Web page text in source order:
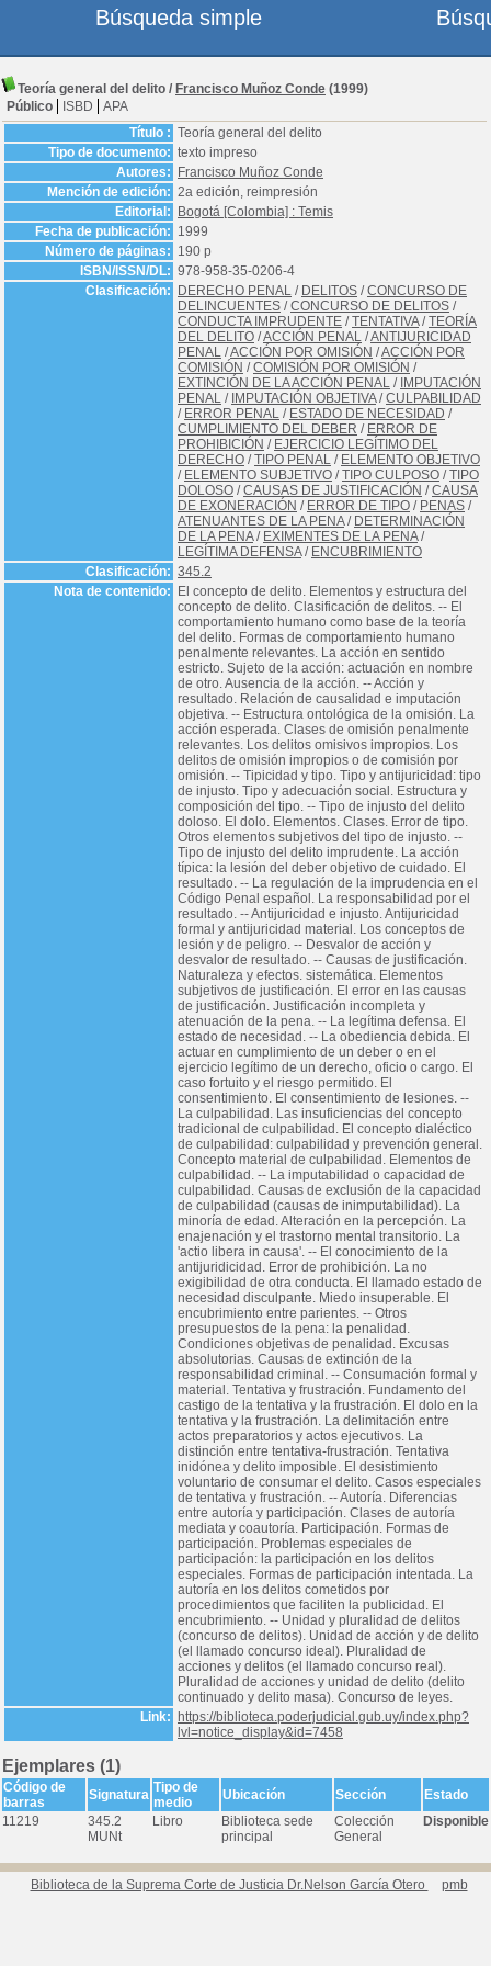
Teoría general del delito / Francisco Muñoz Conde (1999)
Público
ISBD
APA
Título : Teoría general del delito
Tipo de documento: texto impreso
Autores:
Francisco Muñoz Conde
Mención de edición: 2a edición, reimpresión
Editorial:
Bogotá [Colombia] : Temis
Fecha de publicación: 1999
Número de páginas: 190 p
ISBN/ISSN/DL: 978-958-35-0206-4
Clasificación:
DERECHO PENAL / DELITOS /CONCURSO DE
DELINCUENTES /CONCURSO DE DELITOS /
CONDUCTA IMPRUDENTE /TENTATIVA/TEORÍA
DEL DELITO /ACCIÓN PENAL /ANTIJURICIDAD
PENAL /ACCIÓN POR OMISIÓN /ACCIÓN POR
COMISIÓN /COMISIÓN POR OMISIÓN /
EXTINCIÓN DE LA ACCIÓN PENAL / IMPUTACIÓN
PENAL / IMPUTACIÓN OBJETIVA/CULPABILIDAD
/ ERROR PENAL / ESTADO DE NECESIDAD /
CUMPLIMIENTO DEL DEBER / ERROR DE
PROHIBICIÓN / EJERCICIO LEGÍTIMO DEL
DERECHO /TIPO PENAL / ELEMENTO OBJETIVO
/ ELEMENTO SUBJETIVO /TIPO CULPOSO /TIPO
DOLOSO /CAUSAS DE JUSTIFICACIÓN /CAUSA
DE EXONERACIÓN / ERROR DE TIPO / PENAS /
ATENUANTES DE LA PENA/ DETERMINACIÓN
DE LA PENA/ EXIMENTES DE LA PENA/
LEGÍTIMA DEFENSA/ ENCUBRIMIENTO
Clasificación: 345.2
Nota de contenido:
El concepto de delito. Elementos y estructura del
concepto de delito. Clasificación de delitos. -- El
comportamiento humano como base de la teoría
del delito. Formas de comportamiento humano
penalmente relevantes. La acción en sentido
estricto. Sujeto de la acción: actuación en nombre
de otro. Ausencia de la acción. -- Acción y
resultado. Relación de causalidad e imputación
objetiva. -- Estructura ontológica de la omisión. La
acción esperada. Clases de omisión penalmente
relevantes. Los delitos omisivos impropios. Los
delitos de omisión impropios o de comisión por
omisión. -- Tipicidad y tipo. Tipo y antijuricidad: tipo
de injusto. Tipo y adecuación social. Estructura y
composición del tipo. -- Tipo de injusto del delito
doloso. El dolo. Elementos. Clases. Error de tipo.
Otros elementos subjetivos del tipo de injusto. --
Tipo de injusto del delito imprudente. La acción
típica: la lesión del deber objetivo de cuidado. El
resultado. -- La regulación de la imprudencia en el
Código Penal español. La responsabilidad por el
resultado. -- Antijuricidad e injusto. Antijuricidad
formal y antijuricidad material. Los conceptos de
lesión y de peligro. -- Desvalor de acción y
desvalor de resultado. -- Causas de justificación.
Naturaleza y efectos. sistemática. Elementos
subjetivos de justificación. El error en las causas
de justificación. Justificación incompleta y
atenuación de la pena. -- La legítima defensa. El
estado de necesidad. -- La obediencia debida. El
actuar en cumplimiento de un deber o en el
ejercicio legítimo de un derecho, oficio o cargo. El
caso fortuito y el riesgo permitido. El
consentimiento. El consentimiento de lesiones. --
La culpabilidad. Las insuficiencias del concepto
tradicional de culpabilidad. El concepto dialéctico
de culpabilidad: culpabilidad y prevención general.
Concepto material de culpabilidad. Elementos de
culpabilidad. -- La imputabilidad o capacidad de
culpabilidad. Causas de exclusión de la capacidad
de culpabilidad (causas de inimputabilidad). La
minoría de edad. Alteración en la percepción. La
enajenación y el trastorno mental transitorio. La
'actio libera in causa'. -- El conocimiento de la
antijuridicidad. Error de prohibición. La no
exigibilidad de otra conducta. El llamado estado de
necesidad disculpante. Miedo insuperable. El
encubrimiento entre parientes. -- Otros
presupuestos de la pena: la penalidad.
Condiciones objetivas de penalidad. Excusas
absolutorias. Causas de extinción de la
responsabilidad criminal. -- Consumación formal y
material. Tentativa y frustración. Fundamento del
castigo de la tentativa y la frustración. El dolo en la
tentativa y la frustración. La delimitación entre
actos preparatorios y actos ejecutivos. La
distinción entre tentativa-frustración. Tentativa
inidónea y delito imposible. El desistimiento
voluntario de consumar el delito. Casos especiales
de tentativa y frustración. -- Autoría. Diferencias
entre autoría y participación. Clases de autoría
mediata y coautoría. Participación. Formas de
participación. Problemas especiales de
participación: la participación en los delitos
especiales. Formas de participación intentada. La
autoría en los delitos cometidos por
procedimientos que faciliten la publicidad. El
encubrimiento. -- Unidad y pluralidad de delitos
(concurso de delitos). Unidad de acción y de delito
(el llamado concurso ideal). Pluralidad de
acciones y delitos (el llamado concurso real).
Pluralidad de acciones y unidad de delito (delito
continuado y delito masa). Concurso de leyes.
Link:
https://biblioteca.poderjudicial.gub.uy/index.php?
lvl=notice_display&id=7458
Ejemplares (1)
Código de
barras
Signatura Tipo de
medio
Ubicación Sección
Estado
11219
345.2
MUNt
Libro
Biblioteca sede
principal
Colección
General
Disponible
Biblioteca de la Suprema Corte de Justicia Dr.Nelson García Otero pmb
Búsqueda simple